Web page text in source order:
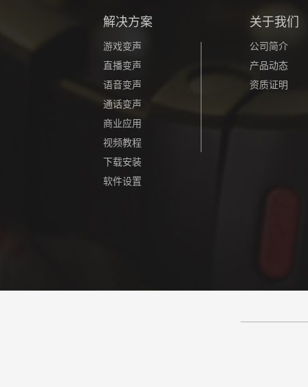
解决方案
游戏变声
直播变声
语音变声
通话变声
商业应用
视频教程
下载安装
软件设置
关于我们
公司简介
产品动态
资质证明